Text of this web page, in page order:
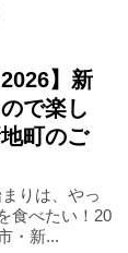
】新
で楽し
町のご
りは、やっ
食べたい！20
・新...